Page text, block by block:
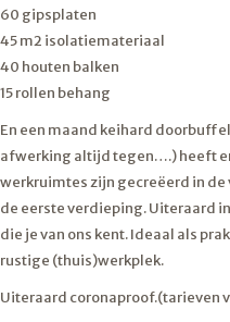
60 gipsplaten
45 m2 isolatiemateriaal
40 houten balken
15 rollen behang
En een maand keihard
afwerking altijd tegen….) heeft
werkruimtes zijn gecreëerd in
de eerste verdieping. Uiteraard
die je van ons kent. Ideaal als
rustige (thuis)werkplek.
Uiteraard coronaproof.(tarieven